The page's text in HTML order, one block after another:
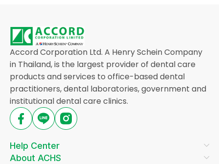
Accord Corporation Ltd. A Henry Schein Company
in Thailand, is the largest provider of dental care
products and services to office-based dental
practitioners, dental laboratories, government and
institutional dental care clinics.
Help Center
About ACHS